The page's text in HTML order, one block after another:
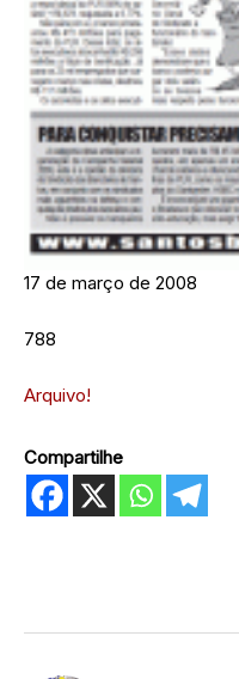
17 de março de 2008
788
Arquivo!
Compartilhe